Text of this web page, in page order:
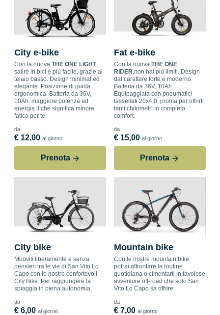
City e-bike
Con la nuovaTHE ONE LIGHT,
salire in bici è più facile, grazie al
telaio basso. Design minimal ed
elegante. Posizione di guida
ergonomica. Batteria da 36V,
10Ah: maggiore potenza ed
energia il che significa minore
fatica per te.
da
€ 12,00 al giorno
Prenota
Fat e-bike
Con la nuova THE ONE
RIDER ,non hai più limiti. Design
dal carattere forte e moderno.
Batteria da 36V, 10Ah.
Equipaggiata con pneumatici
tassellati 20x4.0, pronta per offrirti
tanti chilometri in completo
comfort.
da
€ 15,00 al giorno
Prenota
City bike
Muoviti liberamente e senza
pensieri tra le vie di San Vito Lo
Capo con le nostre confortevoli
City Bike. Per raggiungere la
spiaggia in piena autonomia.
da
€ 6,00 al giorno
Mountain bike
Con le nostre mountain bike
potrai affrontare la routine
quotidiana o cimentarti in favolose
avventure off-road che solo San
Vito Lo Capo sa offrire.
da
€ 7,00 al giorno